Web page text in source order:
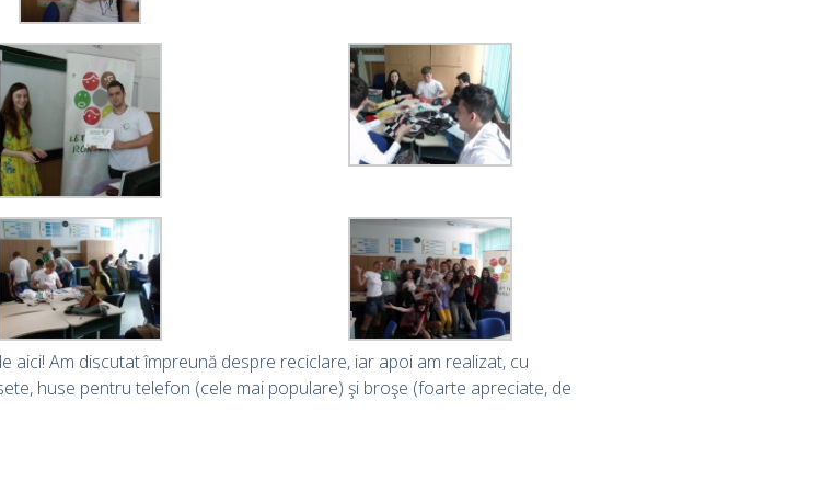
aici! Am discutat împreună despre reciclare, iar apoi am realizat, cu
huse pentru telefon (cele mai populare) şi broşe (foarte apreciate, de